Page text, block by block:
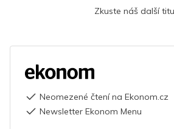
Zkuste náš další
Neomezené čtení na Ekonom.cz
Newsletter Ekonom Menu